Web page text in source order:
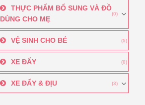
THỰC PHẨM BỔ SUNG VÀ ĐỒ
DÙNG CHO MẸ
(0)
VỆ SINH CHO BÉ (5)
XE ĐẨY (0)
XE ĐẨY & ĐỊU (3)